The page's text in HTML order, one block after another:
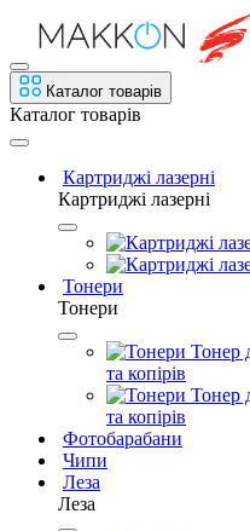
Каталог товарів
Каталог товарів
Картриджі лазерні
Картриджі лазерні
Тонери
Тонери
Тонер
та копірів
Тонер
та копірів
Фотобарабани
Чипи
Леза
Леза